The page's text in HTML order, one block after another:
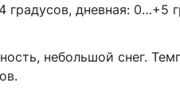
дневная: 0…+5
небольшой снег.